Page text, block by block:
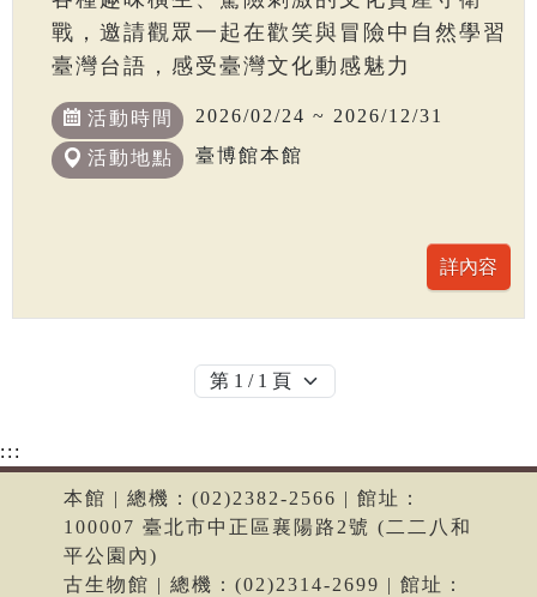
戰，邀請觀眾一起在歡笑與冒險中自然學習
臺灣台語，感受臺灣文化動感魅力
活動時間 2026/02/24 ~ 2026/12/31
活動地點 臺博館本館
:::
本館 | 總機：(02)2382-2566 | 館址：
100007 臺北市中正區襄陽路2號 (二二八和
平公園內)
古生物館 | 總機：(02)2314-2699 | 館址：